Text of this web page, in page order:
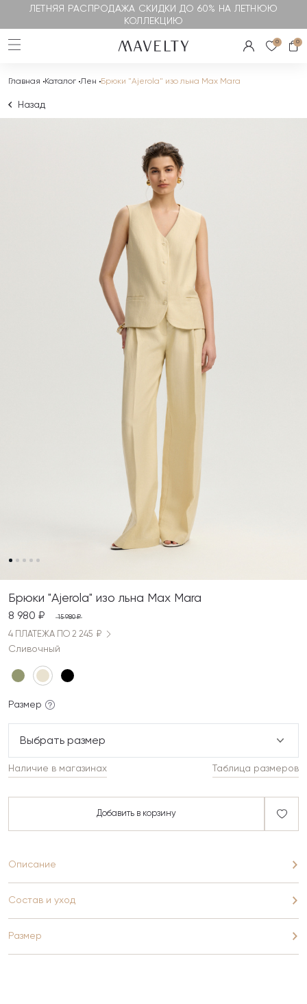
ЛЕТНЯЯ РАСПРОДАЖА СКИДКИ ДО 60% НА ЛЕТНЮЮ
КОЛЛЕКЦИЮ
0 0
Главная Каталог Лен Брюки "Ajerola" изо льна Max Mara
Назад
Брюки "Ajerola" изо льна Max Mara
8 980 ₽ 15 980 ₽
4 ПЛАТЕЖА ПО 2 245 ₽
Сливочный
Размер
Выбрать размер
Таблица размеров
Наличие в магазинах
Добавить в корзину
Описание
Состав и уход
Размер